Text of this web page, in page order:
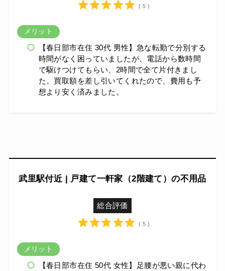
( 5 )
メリット
【春日部市在住 30代 男性】急な転勤で分別する
時間がなく困っていましたが、電話から数時間
で駆けつけてもらい、2時間で全て片付きまし
た。買取額を差し引いてくれたので、費用も予
想より安く済みました。
武里駅付近 | 戸建て一軒家（2階建て）の不用品
総合評価
( 5 )
メリット
【春日部市在住 50代 女性】足腰が悪い親に代わ